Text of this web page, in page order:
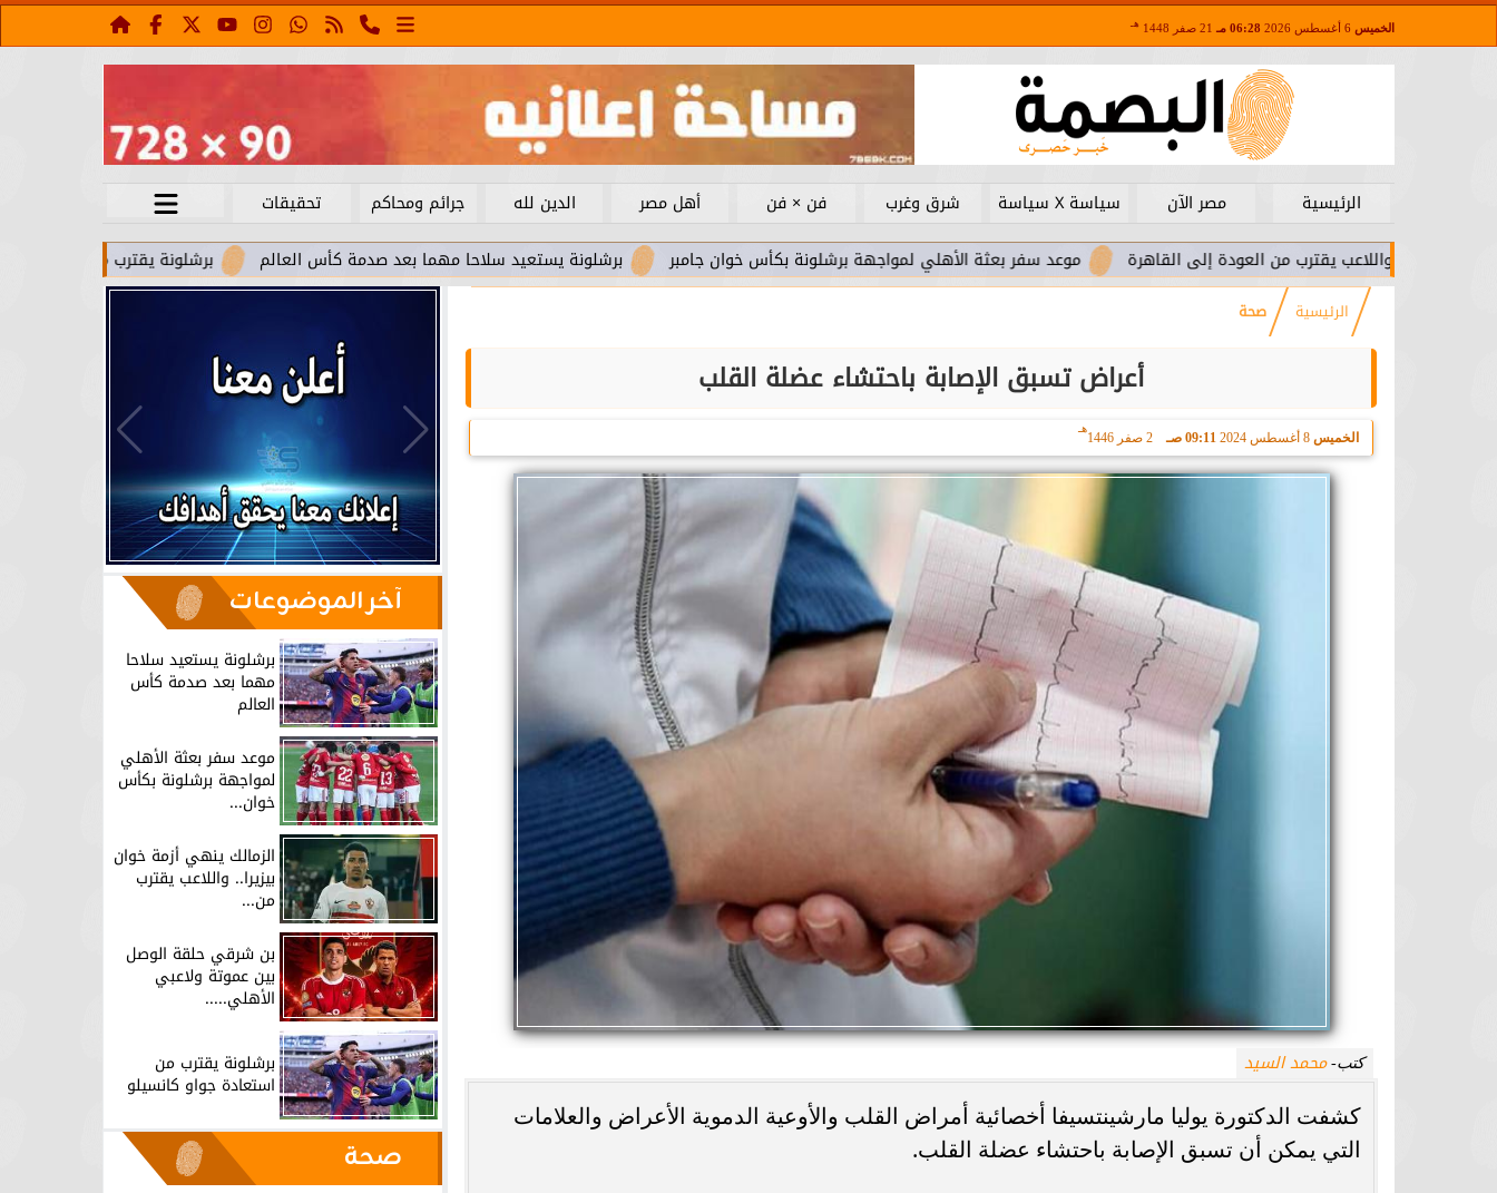
الخميس 06:28 مـ 21 صفر 1448 هـ
الرئيسية مصر الآن سياسة X سياسة شرق وغرب فن × فن أهل مصر الدين لله جرائم ومحاكم
تحقيقات
برشلونة يقترب من استعادة جواو كانسيلو
برشلونة يستعيد سلاحا مهما بعد صدمة كأس العالم موعد سفر بعثة الأهلي لمواجهة برشلونة بكأس خوان جامبر يقترب من العودة إلى القاهرة
الرئيسية صحة
أعراض تسبق الإصابة باحتشاء عضلة القلب
الخميس 8 أغسطس 2024 09:11 صـ 2 صفر 1446
هـ
كتب-محمد السيد
كشفت الدكتورة يوليا مارشينتسيفا أخصائية أمراض القلب والأوعية الدموية الأعراض والعلامات
التي يمكن أن تسبق الإصابة باحتشاء عضلة القلب.
آخر الموضوعات
برشلونة يستعيد سلاحا
مهما بعد صدمة كأس
العالم
موعد سفر بعثة الأهلي
لمواجهة برشلونة بكأس
خوان...
الزمالك ينهي أزمة خوان
بيزيرا.. واللاعب يقترب
من...
بن شرقي حلقة الوصل
بين عموتة ولاعبي
الأهلي.....
برشلونة يقترب من
استعادة جواو كانسيلو
صحة